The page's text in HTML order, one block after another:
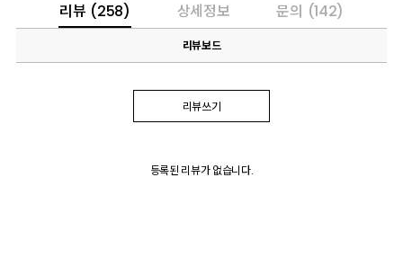
리뷰 (258) 상세정보 문의 (142)
리뷰보드
리뷰쓰기
등록된 리뷰가 없습니다.